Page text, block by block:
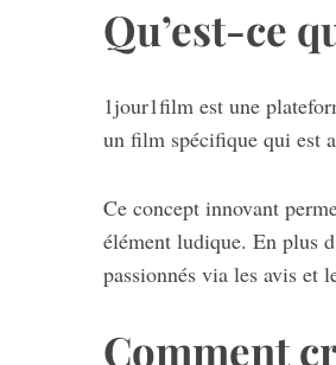
Qu’est-ce
1jour1film est une
un film spécifique qui est
Ce concept innovant
élément ludique. En plus
passionnés via les avis et
Comment